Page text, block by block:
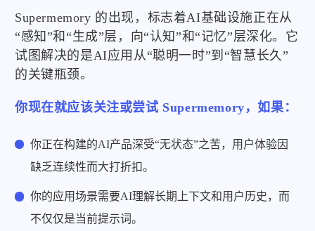
Supermemory 的出现，标志着AI基础设施正在从
“感知”和“生成”层，向“认知”和“记忆”层深化。它
试图解决的是AI应用从“聪明一时”到“智慧长久”
的关键瓶颈。
你现在就应该关注或尝试 Supermemory，如果：
你正在构建的AI产品深受“无状态”之苦，用户体验因
缺乏连续性而大打折扣。
你的应用场景需要AI理解长期上下文和用户历史，而
不仅仅是当前提示词。